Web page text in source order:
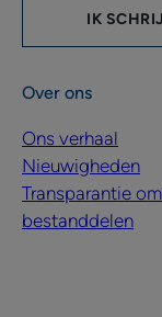
IK
Over ons
Ons verhaal
Nieuwigheden
Transparantie
bestanddelen